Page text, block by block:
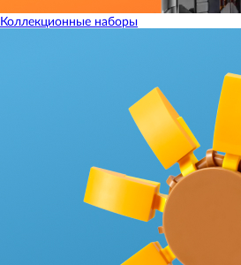
Коллекционные наборы